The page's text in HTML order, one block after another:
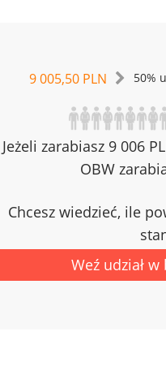
9 005,50 PLN 50%
Jeżeli zarabiasz 9 006
OBW
Chcesz wiedzieć, ile
Weź udział